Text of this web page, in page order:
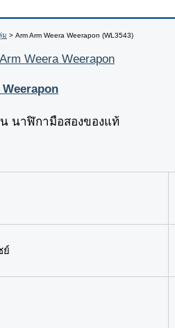
ม Arm Arm Weera Weerapon (WL3543)
นาฬิกามือสองของแท้
ย์